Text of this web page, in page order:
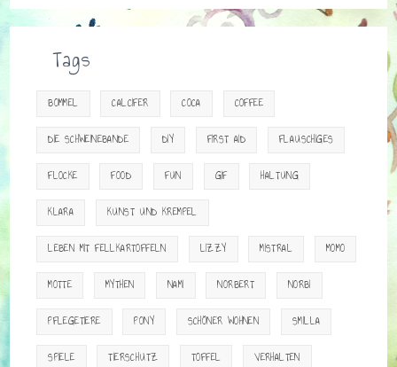
Tags
BOMMEL CALCIFER COCA COFFEE
DIE SCHWEINEBANDE DIY FIRST AID FLAUSCHIGES
FLOCKE FOOD FUN GIF HALTUNG
KLARA KUNST UND KREMPEL
LEBEN MIT FELLKARTOFFELN LIZZY MISTRAL MOMO
MOTTE MYTHEN NAMI NORBERT NORBI
PFLEGETIERE PONY SCHÖNER WOHNEN SMILLA
SPIELE TIERSCHUTZ TOFFEL VERHALTEN